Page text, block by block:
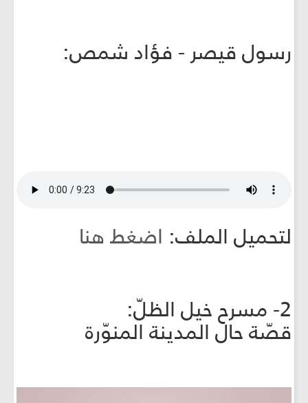
رسول قيصر - فؤاد شمص:
لتحميل الملف: اضغط هنا
2- مسرح خيل الظلّ:
قصّة حال المدينة المنوّرة